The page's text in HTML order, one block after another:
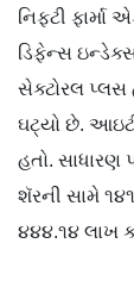
નિફ્ટી
ડિફેન્સ
સેક્ટોરલ પ્લસ
ઘટ્યો છે.
હતો. સાધારણ
શૅરની સામે
૪૪૪.૧૪ લાખ